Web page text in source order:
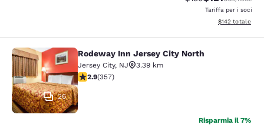
Tariffa per i soci
Visualizza i
$142 totale
Rodeway Inn Jersey City North
26
Rodeway Inn Jersey City North
Jersey City, NJ
3.39 km
Valutazione di 2.87 stelle. Discreto. 357 recensioni
2.9(357)
Risparmia il 7%